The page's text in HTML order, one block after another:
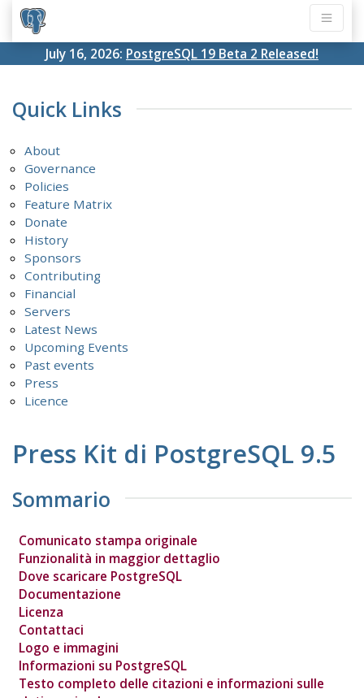
July 16, 2026: PostgreSQL 19 Beta 2 Released!
Quick Links
About
Governance
Policies
Feature Matrix
Donate
History
Sponsors
Contributing
Financial
Servers
Latest News
Upcoming Events
Past events
Press
Licence
Press Kit di PostgreSQL 9.5
Sommario
Comunicato stampa originale
Funzionalità in maggior dettaglio
Dove scaricare PostgreSQL
Documentazione
Licenza
Contattaci
Logo e immagini
Informazioni su PostgreSQL
Testo completo delle citazioni e informazioni sulle